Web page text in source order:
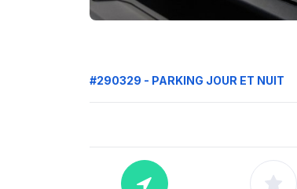
#290329 - PARKING JOUR ET NUIT